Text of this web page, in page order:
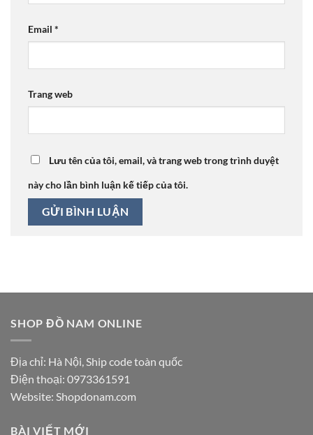
Email *
Trang web
Lưu tên của tôi, email, và trang web trong trình duyệt
này cho lần bình luận kế tiếp của tôi.
SHOP ĐỒ NAM ONLINE
Địa chỉ: Hà Nội, Ship code toàn quốc
Điện thoại: 0973361591
Website: Shopdonam.com
BÀI VIẾT MỚI